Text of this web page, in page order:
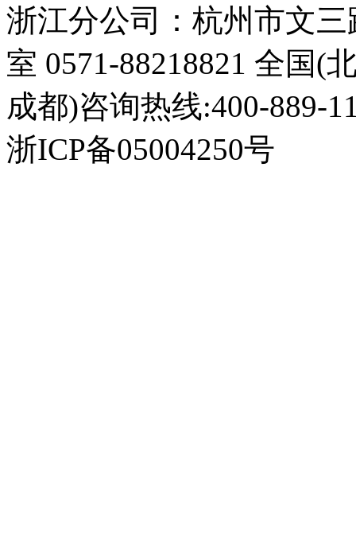
浙江分公司：杭州市文
室 0571-88218821 全国(
成都)咨询热线:400-889-
浙ICP备05004250号